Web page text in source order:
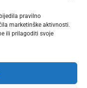
pravilno
marketinške aktivnosti.
ili prilagoditi svoje